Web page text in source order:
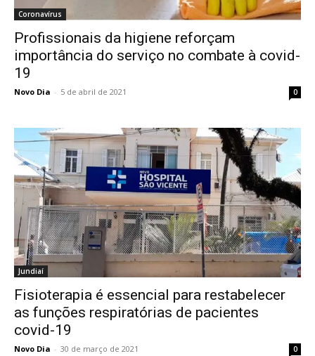
Coronavírus
Profissionais da higiene reforçam
importância do serviço no combate à covid-
19
Novo Dia - 5 de abril de 2021 0
Jundiaí
Fisioterapia é essencial para restabelecer
as funções respiratórias de pacientes
covid-19
Novo Dia - 30 de março de 2021 0